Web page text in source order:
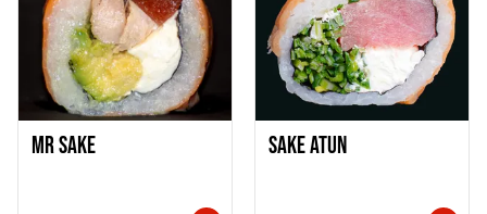
Mr Sake Sake Atun